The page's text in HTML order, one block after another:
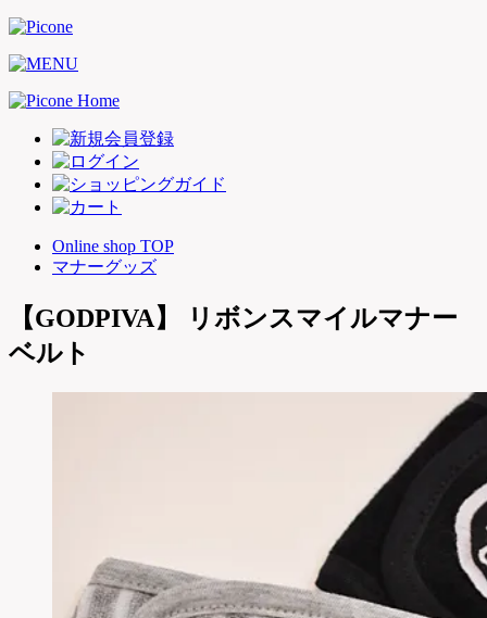
Online shop TOP
マナーグッズ
【GODPIVA】 リボンスマイルマナー
ベルト